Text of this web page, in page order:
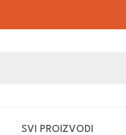
SVI PROIZVODI